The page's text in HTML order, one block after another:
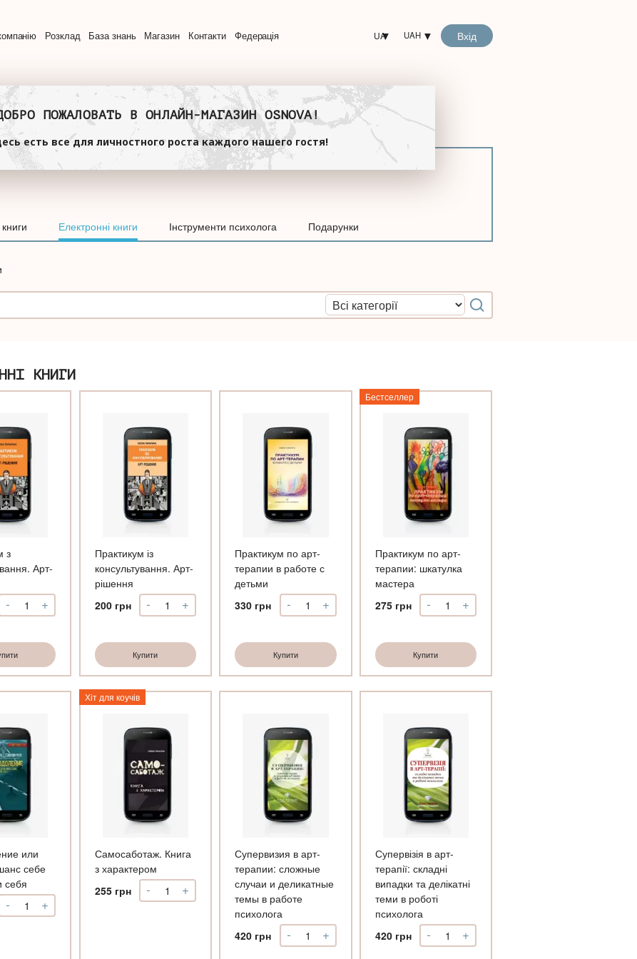
Розклад База знань Магазин Контакти Федерація UA UAH Вхід
ПОЖАЛОВАТЬ В ОНЛАЙН-МАГАЗИН OSNOVA!
есть все для личностного роста каждого нашего гостя!
Електронні книги Інструменти психолога Подарунки
КНИГИ
з
Арт-
-
Практикум
з
Арт-
рішення
кількість
+
Практикум із
консультування. Арт-
рішення
200 грн -
Практикум
із
Арт-
рішення
кількість
+
Купити
Практикум по арт-
терапии в работе с
детьми
330 грн -
Практикум
по
терапии
в
работе
с
+
Купити
Бестселлер
Практикум по арт-
терапии: шкатулка
мастера
275 грн -
Практикум
по
терапии:
шкатулка
мастера
кількість
+
Купити
или
себе
себя
-
Преодоление
или
+
Хіт для коучів
Самосаботаж. Книга
з характером
255 грн -
Самосаботаж.
Книга
+
Супервизия в арт-
терапии: сложные
случаи и деликатные
темы в работе
психолога
420 грн -
Супервизия
в
+
Супервізія в арт-
терапії: складні
випадки та делікатні
теми в роботі
психолога
420 грн -
Супервізія
в
+